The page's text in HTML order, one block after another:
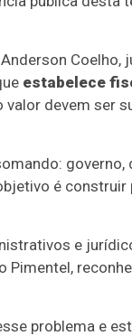
estabelece
valor devem ser
governo,
é construir
e
Pimentel,
problema e